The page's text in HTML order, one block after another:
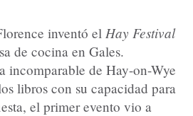
inventó el Hay Festival
de cocina en Gales.
incomparable de Hay-on-Wye
libros con su capacidad para
el primer evento vio a